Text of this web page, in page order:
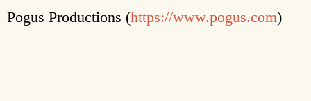
Pogus Productions (https://www.pogus.com)